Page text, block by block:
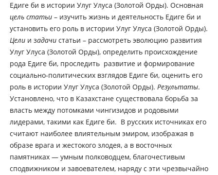
Едиге би в истории Улуг Улуса (Золотой Орды). Основная
цель статьи– изучить жизнь и деятельность Едиге би и
установить его роль в истории Улуг Улуса (Золотой Орды).
Целии задачистатьи – рассмотреть эволюцию развития
Улуг Улуса (Золотой Орды), определить происхождение
рода Едиге би, проследить развитие и формирование
социально-политических взглядов Едиге би, оценить его
роль в истории Улуг Улуса (Золотой Орды). Результаты.
Установлено, что в Казахстане существовала борьба за
власть между потомками чингизидов и родовыми
лидерами, такими как Едиге би. В русских источниках его
считают наиболее влиятельным эмиром, изображая в
образе врага и жестокого злодея, а в восточных
памятниках — умным полководцем, благочестивым
сподвижником и завоевателем, наряду с эти чрезвычайно